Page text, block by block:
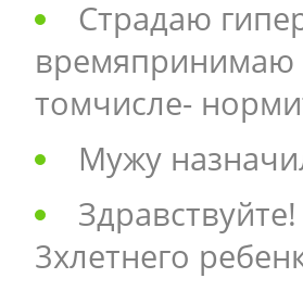
Страдаю
времяпринимаю
томчисле-
Мужу
3хлетнего